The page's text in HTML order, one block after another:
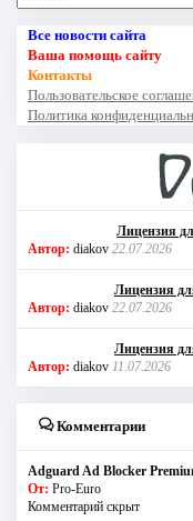
Все новости сайта
Ваша помощь сайту
Контакты
Пользовательское
Политика
Лицензия
Автор: diakov 22.07.2026
Лицензия
Автор: diakov 22.07.2026
Лицензия
Автор: diakov 11.07.2026
Комментарии
Adguard Ad Blocker
От: Pro-Euro
Комментарий скрыт